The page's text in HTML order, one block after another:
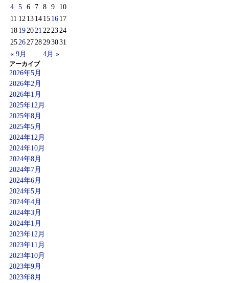
« 9月 4月 »
4
5 6 7 8 9
10
11 12 13 14 15 16 17
18 192021 222324
25262728293031
アーカイブ
2026年5月
2026年2月
2026年1月
2025年12月
2025年8月
2025年5月
2024年12月
2024年10月
2024年8月
2024年7月
2024年6月
2024年5月
2024年4月
2024年3月
2024年1月
2023年12月
2023年11月
2023年10月
2023年9月
2023年8月